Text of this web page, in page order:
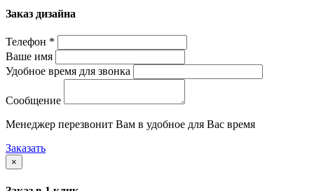
Заказ дизайна
Телефон *
Ваше имя
Удобное время для звонка
Сообщение
Менеджер перезвонит Вам в удобное для Вас время
Заказать
×